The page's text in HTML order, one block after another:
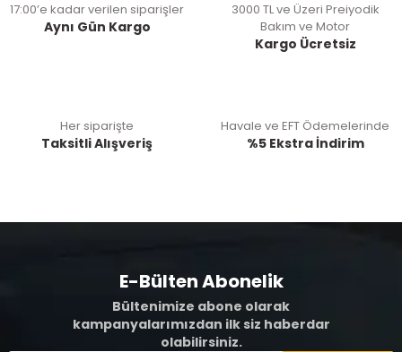
17:00’e kadar verilen siparişler
Aynı Gün Kargo
3000 TL ve Üzeri Preiyodik
Bakım ve Motor
Kargo Ücretsiz
Her siparişte
Taksitli Alışveriş
Havale ve EFT Ödemelerinde
%5 Ekstra İndirim
E-Bülten Abonelik
Bültenimize abone olarak
kampanyalarımızdan ilk siz haberdar
olabilirsiniz.